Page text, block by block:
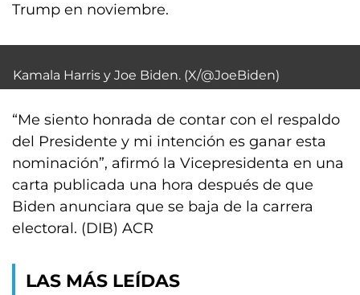
Trump en noviembre.
Kamala Harris y Joe Biden. (X/@JoeBiden)
“Me siento honrada de contar con el respaldo
del Presidente y mi intención es ganar esta
nominación”, afirmó la Vicepresidenta en una
carta publicada una hora después de que
Biden anunciara que se baja de la carrera
electoral. (DIB) ACR
LAS MÁS LEÍDAS